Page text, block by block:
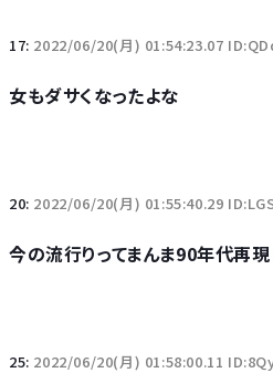
17: 2022/06/20(月) 01:54:23.07
女もダサくなったよな
20: 2022/06/20(月) 01:55:40.29
今の流行りってまんま90年代再
25: 2022/06/20(月) 01:58:00.11